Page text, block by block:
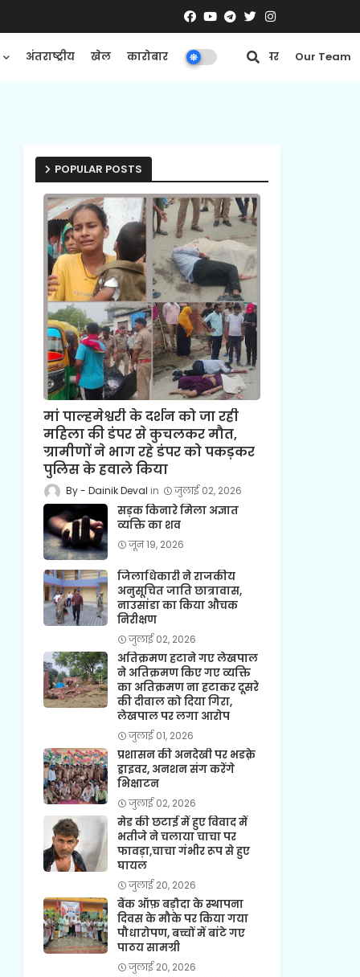
अंतराष्ट्रीय खेल कारोबार मनोरंजन ई-पेपर Our Team
POPULAR POSTS
मां पाल्हमेश्वरी के दर्शन को जा रही
महिला की डंपर से कुचलकर मौत,
ग्रामीणों ने भाग रहे डंपर को पकड़कर
पुलिस के हवाले किया
Dainik Deval जुलाई 02, 2026
सड़क किनारे मिला अज्ञात
व्यक्ति का शव
जून 19, 2026
जिलाधिकारी ने राजकीय
अनुसूचित जाति छात्रावास,
नाउसांडा का किया औचक
निरीक्षण
जुलाई 02, 2026
अतिक्रमण हटाने गए लेखपाल
ने अतिक्रमण किए गए व्यक्ति
का अतिक्रमण ना हटाकर दूसरे
की दीवाल को दिया गिरा,
लेखपाल पर लगा आरोप
जुलाई 01, 2026
प्रशासन की अनदेखी पर भडक़े
ड्राइवर, अनशन संग करेंगे
भिक्षाटन
जुलाई 02, 2026
मेड की छटाई में हुए विवाद में
भतीजे ने चलाया चाचा पर
फावड़ा,चाचा गंभीर रूप से हुए
घायल
जुलाई 20, 2026
बैंक ऑफ़ बड़ौदा के स्थापना
दिवस के मौके पर किया गया
पौधारोपण, बच्चों में बांटे गए
पाठय सामग्री
जुलाई 20, 2026